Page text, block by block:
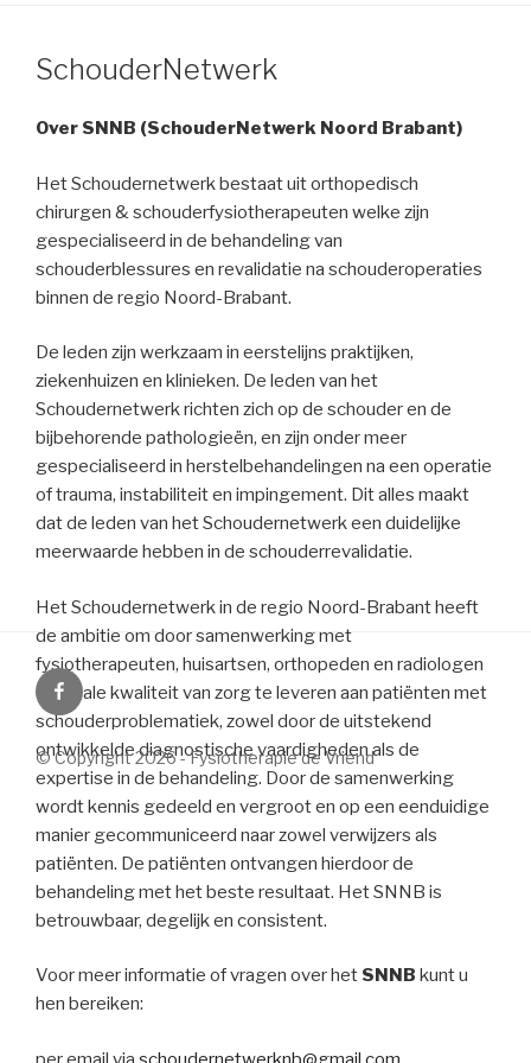
SchouderNetwerk
Over SNNB (SchouderNetwerk Noord Brabant)
Het Schoudernetwerk bestaat uit orthopedisch
chirurgen & schouderfysiotherapeuten welke zijn
gespecialiseerd in de behandeling van
schouderblessures en revalidatie na schouderoperaties
binnen de regio Noord-Brabant.
De leden zijn werkzaam in eerstelijns praktijken,
ziekenhuizen en klinieken. De leden van het
Schoudernetwerk richten zich op de schouder en de
bijbehorende pathologieën, en zijn onder meer
gespecialiseerd in herstelbehandelingen na een operatie
of trauma, instabiliteit en impingement. Dit alles maakt
dat de leden van het Schoudernetwerk een duidelijke
meerwaarde hebben in de schouderrevalidatie.
Het Schoudernetwerk in de regio Noord-Brabant heeft
de ambitie om door samenwerking met
fysiotherapeuten, huisartsen, orthopeden en radiologen
optimale kwaliteit van zorg te leveren aan patiënten met
schouderproblematiek, zowel door de uitstekend
ontwikkelde diagnostische vaardigheden als de
expertise in de behandeling. Door de samenwerking
wordt kennis gedeeld en vergroot en op een eenduidige
manier gecommuniceerd naar zowel verwijzers als
patiënten. De patiënten ontvangen hierdoor de
behandeling met het beste resultaat. Het SNNB is
betrouwbaar, degelijk en consistent.
Voor meer informatie of vragen over het SNNB kunt u
hen bereiken:
Facebook
© Copyright 2026 - Fysiotherapie de Vriend